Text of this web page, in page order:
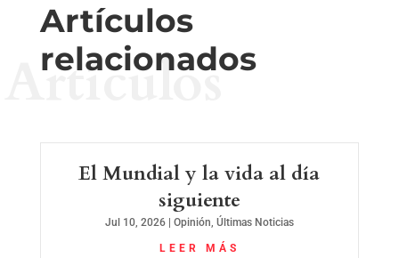
Artículos
relacionados
Artículos
El Mundial y la vida al día
siguiente
Jul 10, 2026| Opinión, Últimas Noticias
LEER MÁS